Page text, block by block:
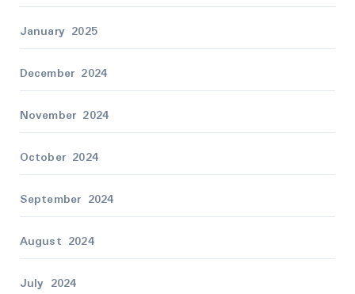
January 2025
December 2024
November 2024
October 2024
September 2024
August 2024
July 2024